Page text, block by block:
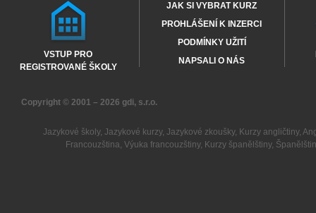
VSTUP PRO
REGISTROVANÉ ŠKOLY
JAK SI VYBRAT KURZ
PROHLÁŠENÍ K INZERCI
PODMÍNKY UŽITÍ
NAPSALI O NÁS
Copyright © 2001 – 2026 gdi, s.r.o.
Jazykové školy, Jazykové kurzy, Jazykové zkoušky, Kurzy angličtiny,
Francouzština,Výuka francouzštiny, Kurzy španělštiny,